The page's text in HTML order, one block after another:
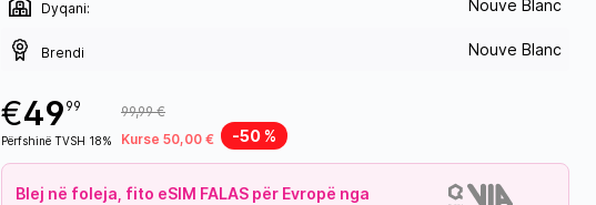
Dyqani: Nouve Blanc
Brendi Nouve Blanc
€49 99
Përfshinë TVSH 18%
99,99 €
Kurse 50,00 €
-50 %
Blej në foleja, fito eSIM FALAS për Evropë nga